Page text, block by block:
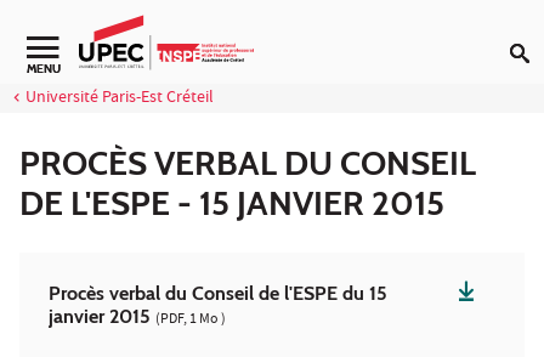
Aller au contenu
Navigation secondaire
MENU
Université Paris-Est Créteil
PROCÈS VERBAL DU CONSEIL
DE L'ESPE - 15 JANVIER 2015
Procès verbal du Conseil de l'ESPE du 15
janvier 2015 (PDF, 1 Mo )